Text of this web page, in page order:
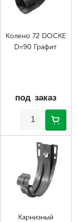
Колено 72 DOCKE
D=90 Графит
под заказ
Карнизный